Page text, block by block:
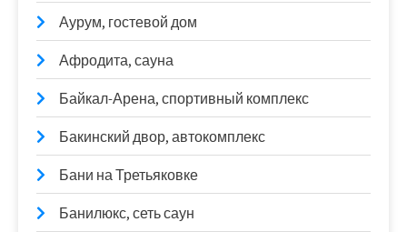
Аурум, гостевой дом
Афродита, сауна
Байкал-Арена, спортивный комплекс
Бакинский двор, автокомплекс
Бани на Третьяковке
Банилюкс, сеть саун